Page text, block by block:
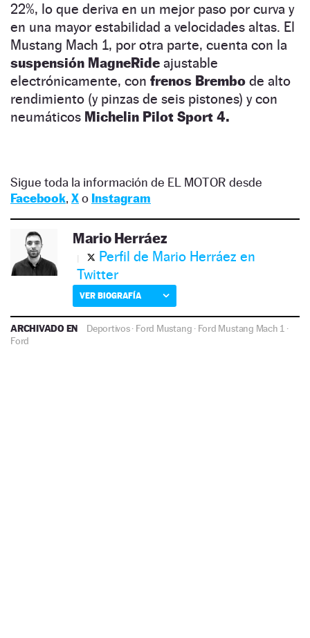
22%, lo que deriva en un mejor paso por curva y
en una mayor estabilidad a velocidades altas. El
Mustang Mach 1, por otra parte, cuenta con la
suspensión MagneRide ajustable
electrónicamente, con frenos Brembo de alto
rendimiento (y pinzas de seis pistones) y con
neumáticos Michelin Pilot Sport 4.
Sigue toda la información de EL MOTOR desde
Facebook, Xo Instagram
Mario Herráez
Perfil de Mario Herráez en
Twitter
VER BIOGRAFÍA
ARCHIVADO EN Deportivos· Ford Mustang · Ford Mustang Mach 1 ·
Ford